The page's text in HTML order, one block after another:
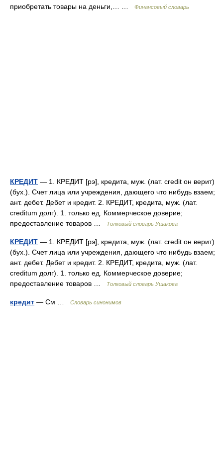
приобретать товары на деньги,… … Финансовый словарь
КРЕДИТ — 1. КРЕДИТ [рэ], кредита, муж. (лат. credit он верит)
(бух.). Счет лица или учреждения, дающего что нибудь взаем;
ант. дебет. Дебет и кредит. 2. КРЕДИТ, кредита, муж. (лат.
creditum долг). 1. только ед. Коммерческое доверие;
предоставление товаров …
Толковый словарь Ушакова
КРЕДИТ — 1. КРЕДИТ [рэ], кредита, муж. (лат. credit он верит)
(бух.). Счет лица или учреждения, дающего что нибудь взаем;
ант. дебет. Дебет и кредит. 2. КРЕДИТ, кредита, муж. (лат.
creditum долг). 1. только ед. Коммерческое доверие;
предоставление товаров …
Толковый словарь Ушакова
кредит — См … Словарь синонимов